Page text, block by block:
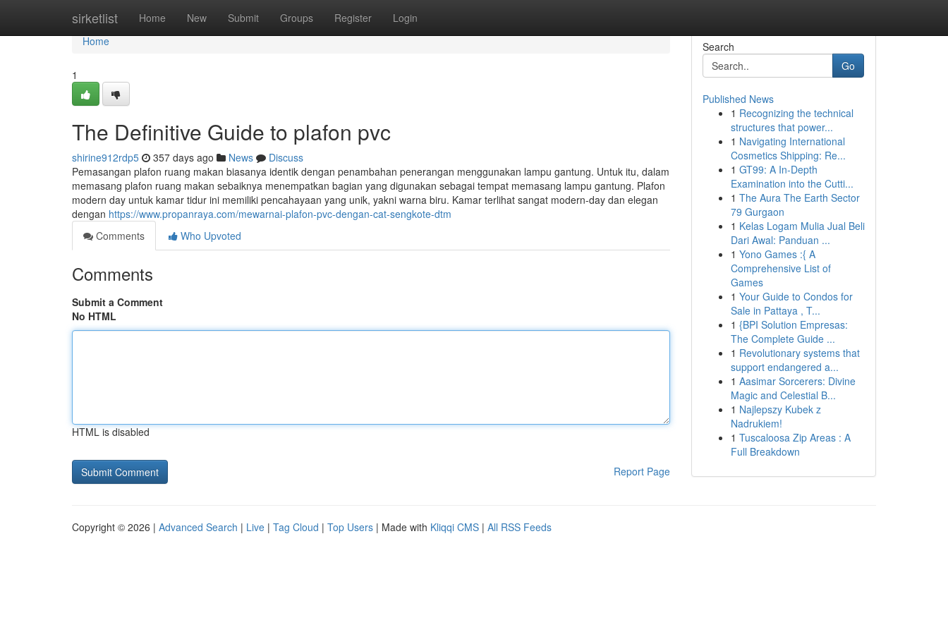
sirketlist Home New Submit Groups Register Login
Home
Home
1
The Definitive Guide to plafon pvc
shirine912rdp5 357 days ago News
Discuss
Pemasangan plafon ruang makan biasanya identik dengan penambahan penerangan menggunakan lampu gantung. Untuk itu, dalam
memasang plafon ruang makan sebaiknya menempatkan bagian yang digunakan sebagai tempat memasang lampu gantung. Plafon
modern day untuk kamar tidur ini memiliki pencahayaan yang unik, yakni warna biru. Kamar terlihat sangat modern-day dan elegan
dengan https://www.propanraya.com/mewarnai-plafon-pvc-dengan-cat-sengkote-dtm
Comments
Who Upvoted
Comments
Submit a Comment
No HTML
HTML is disabled
Report Page
Search
Go
Published News
1 Recognizing the technical
structures that power...
1 Navigating International
Cosmetics Shipping: Re...
1 GT99: A In-Depth
Examination into the Cutti...
1 The Aura The Earth Sector
79 Gurgaon
1 Kelas Logam Mulia Jual Beli
Dari Awal: Panduan ...
1 Yono Games :{ A
Comprehensive List of
Games
1 Your Guide to Condos for
Sale in Pattaya , T...
1 {BPI Solution Empresas:
The Complete Guide ...
1 Revolutionary systems that
support endangered a...
1 Aasimar Sorcerers: Divine
Magic and Celestial B...
1 Najlepszy Kubek z
Nadrukiem!
1 Tuscaloosa Zip Areas : A
Full Breakdown
Copyright © 2026 | Advanced Search | Live | Tag Cloud | Top Users | Made with Kliqqi CMS | All RSS Feeds